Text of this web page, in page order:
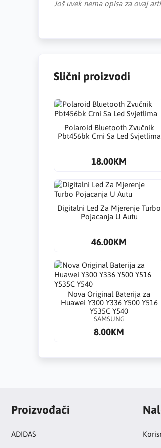
Još uvek nema opisa za ovaj
Slični proizvodi
Polaroid Bluetooth Zvučnik
Pbt456bk Crni Sa Led Svjetlima
18.00KM
Digitalni Led Za Mjerenje Turbo
Pojacanja U Autu
46.00KM
Nova Original Baterija za
Huawei Y300 Y336 Y500 Y516
Y535C Y540
SAMSUNG
8.00KM
Proizvođači
ADIDAS